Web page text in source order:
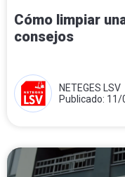
Cómo limpiar
consejos
NETEGES LSV
Publicado: